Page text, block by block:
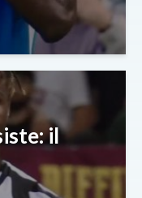
il